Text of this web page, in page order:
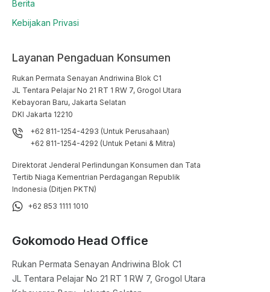
Berita
Kebijakan Privasi
Layanan Pengaduan Konsumen
Rukan Permata Senayan Andriwina Blok C1
JL Tentara Pelajar No 21 RT 1 RW 7, Grogol Utara
Kebayoran Baru, Jakarta Selatan
DKI Jakarta 12210
+62 811-1254-4293 (Untuk Perusahaan)
+62 811-1254-4292 (Untuk Petani & Mitra)
Direktorat Jenderal Perlindungan Konsumen dan Tata
Tertib Niaga Kementrian Perdagangan Republik
Indonesia (Ditjen PKTN)
+62 853 1111 1010
Gokomodo Head Office
Rukan Permata Senayan Andriwina Blok C1
JL Tentara Pelajar No 21 RT 1 RW 7, Grogol Utara